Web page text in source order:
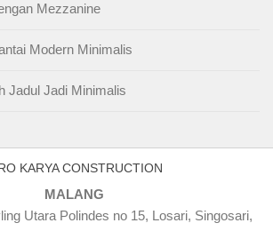
Mezzanine
Modern Minimalis
Jadul Jadi Minimalis
KARYA CONSTRUCTION
MALANG
Utara Polindes no 15, Losari, Singosari,